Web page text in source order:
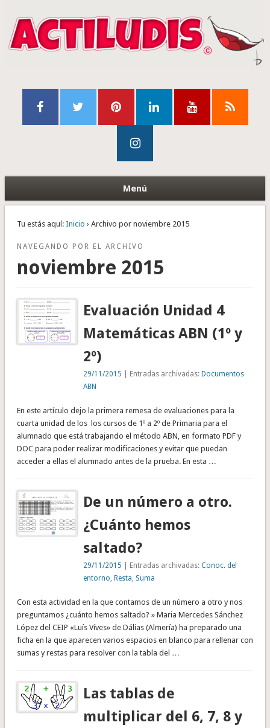
Menú
Tu estás aquí: Inicio › Archivo por noviembre 2015
NAVEGANDO POR EL ARCHIVO
noviembre 2015
Evaluación Unidad 4
Matemáticas ABN (1º y
2º)
29/11/2015 | Entradas archivadas:Documentos
ABN
En este artículo dejo la primera remesa de evaluaciones para la
cuarta unidad de los los cursos de 1º a 2º de Primaria para el
alumnado que está trabajando el método ABN, en formato PDF y
DOC para poder realizar modificaciones y evitar que puedan
acceder a ellas el alumnado antes de la prueba. En esta …
De un número a otro.
¿Cuánto hemos
saltado?
29/11/2015 | Entradas archivadas:Conoc. del
entorno ,Resta Suma
Con esta actividad en la que contamos de un número a otro y nos
preguntamos ¿cuánto hemos saltado? » Maria Mercedes Sánchez
López del CEIP «Luís Víves» de Dálias (Almería) ha preparado una
ficha en la que aparecen varios espacios en blanco para rellenar con
sumas y restas para resolver con la tabla del …
Las tablas de
multiplicar del 6, 7, 8 y